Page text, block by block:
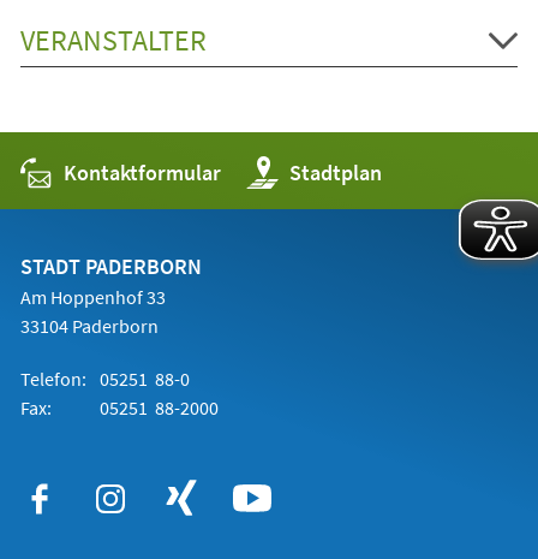
VERANSTALTER
Kontaktformular Stadtplan
(Öffnet
in
einem
STADT PADERBORN
Am Hoppenhof 33
33104 Paderborn
Telefon: 05251 88-0
Fax:
05251 88-2000